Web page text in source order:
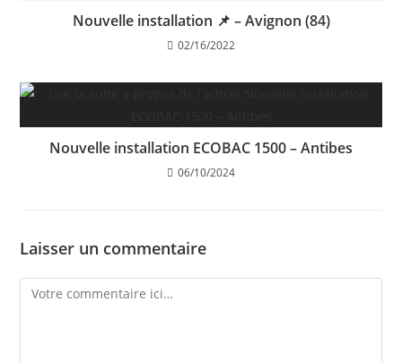
Nouvelle installation 📌 – Avignon (84)
02/16/2022
Nouvelle installation ECOBAC 1500 – Antibes
06/10/2024
Laisser un commentaire